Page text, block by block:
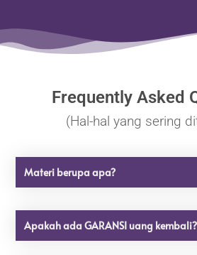
Frequently Asked
(Hal-hal yang sering
Materi berupa apa?
Apakah ada GARANSI uang kembali?